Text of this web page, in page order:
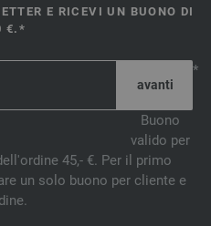
E RICEVI UN BUONO DI
€.*
*
Buono
valido per
45,- €. Per il primo
un solo buono per cliente e